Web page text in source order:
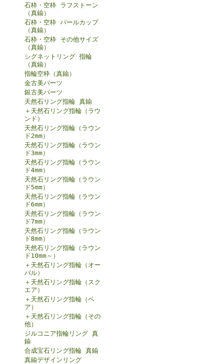
石枠・空枠 ラフストーン
（真鍮）
石枠・空枠 パールカップ
（真鍮）
石枠・空枠 その他サイズ
（真鍮）
シグネットリング 指輪
（真鍮）
指輪空枠（真鍮）
金古美パーツ
銀古美パーツ
天然石リング指輪 真鍮
＋天然石リング指輪（ラウ
ンド）
天然石リング指輪（ラウン
ド2mm）
天然石リング指輪（ラウン
ド3mm）
天然石リング指輪（ラウン
ド4mm）
天然石リング指輪（ラウン
ド5mm）
天然石リング指輪（ラウン
ド6mm）
天然石リング指輪（ラウン
ド7mm）
天然石リング指輪（ラウン
ド8mm）
天然石リング指輪（ラウン
ド10mm～）
＋天然石リング指輪（オー
バル）
＋天然石リング指輪（スク
エア）
＋天然石リング指輪（ペ
ア）
＋天然石リング指輪（その
他）
ジルコニア指輪リング 真
鍮
合成宝石リング指輪 真鍮
真鍮デザインリング